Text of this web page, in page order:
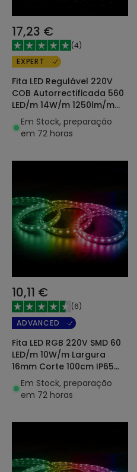
17,23 €
(4)
EXPERT
Fita LED Regulável 220V
COB Autorrectificada 560
LED/m 14W/m 1250lm/m
SILICONE FLEX IC-2P
Largura 10mm Corte 10cm
Em Stock, preparação
em 72 horas
10,11 €
(6)
ADVANCED
Fita LED RGB 220V SMD 60
LED/m 10W/m Largura
16mm Corte 100cm IP65
com Comando Ir à
Medida
Em Stock, preparação
em 72 horas